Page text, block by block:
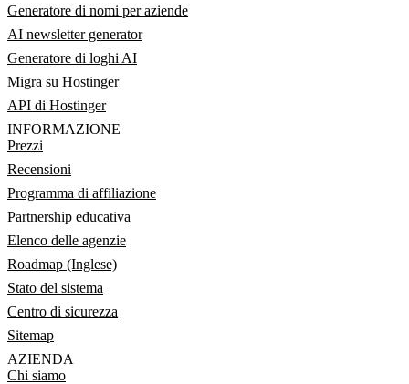
Generatore di nomi per aziende
AI newsletter generator
Generatore di loghi AI
Migra su Hostinger
API di Hostinger
INFORMAZIONE
Prezzi
Recensioni
Programma di affiliazione
Partnership educativa
Elenco delle agenzie
Roadmap (Inglese)
Stato del sistema
Centro di sicurezza
Sitemap
AZIENDA
Chi siamo